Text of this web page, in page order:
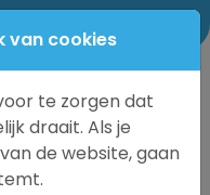
0184-69 1875
van cookies
te zorgen dat
draait. Als je
de website, gaan